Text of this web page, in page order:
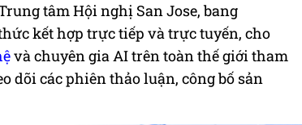
tâm Hội nghị San Jose, bang
kết hợp trực tiếp và trực tuyến, cho
và chuyên gia AI trên toàn thế giới tham
dõi các phiên thảo luận, công bố sản